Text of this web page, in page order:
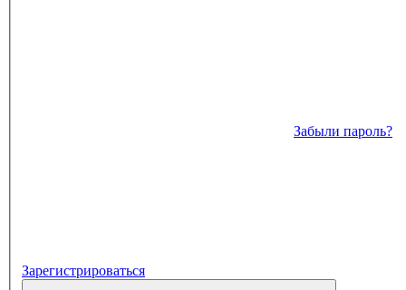
Забыли пароль?
Зарегистрироваться